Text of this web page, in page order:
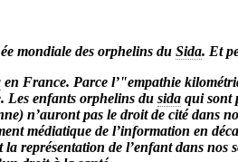
mondiale des orphelins du Sida. Et
en France. Parce l’"empathie
Les enfants orphelins du sida qui sont
n’auront pas le droit de cité dans
médiatique de l’information en
représentation de l’enfant dans nos